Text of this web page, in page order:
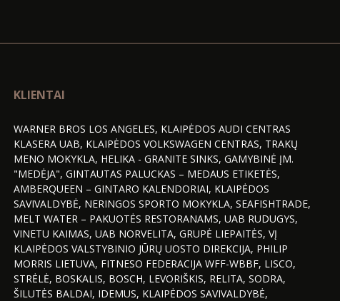
KLIENTAI
WARNER BROS LOS ANGELES, KLAIPĖDOS AUDI CENTRAS
KLASERA UAB, KLAIPĖDOS VOLKSWAGEN CENTRAS, TRAKŲ
MENO MOKYKLA, HELIKA - GRANITE SINKS, GAMYBINĖ ĮM.
"MEDĖJA", GINTAUTAS PALUCKAS – MEDAUS ETIKETĖS,
AMBERQUEEN – GINTARO KALENDORIAI, KLAIPĖDOS
SAVIVALDYBĖ, NERINGOS SPORTO MOKYKLA, SEAFISHTRADE,
MELT WATER – PAKUOTĖS RESTORANAMS, UAB RUDUGYS,
VINETU KAIMAS, UAB NORVELITA, GRUPĖ LIEPAITĖS, VĮ
KLAIPĖDOS VALSTYBINIO JŪRŲ UOSTO DIREKCIJA, PHILIP
MORRIS LIETUVA, FITNESO FEDERACIJA WFF-WBBF, LISCO,
STRĖLĖ, BOSKALIS, BOSCH, LEVORIŠKIS, RELITA, SODRA,
ŠILUTĖS BALDAI, IDEMUS, KLAIPĖDOS SAVIVALDYBĖ,